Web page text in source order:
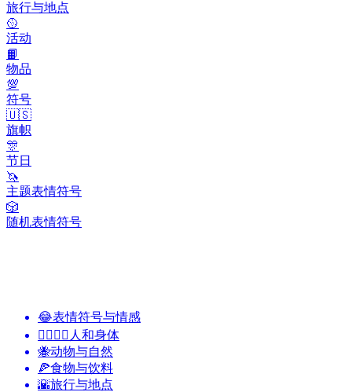
旅行与地点
🥎
活动
📙
物品
💯
符号
🇺🇸
旗帜
🎊
节日
🦄
主题表情符号
🎲
随机表情符号
😂表情符号与情感
👩‍❤️‍💋‍👨 人和身体
🐝动物与自然
🍕食物与饮料
🌇旅行与地点